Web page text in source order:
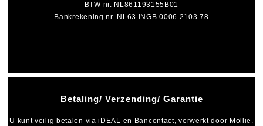
Betaling/ Verzending/ Garantie
U kunt veilig betalen viaiDEAL en Bancontact, verwerkt door Mollie.
BTW nr. NL861193155B01
Bankrekening nr. NL63 INGB 0006 2103 78